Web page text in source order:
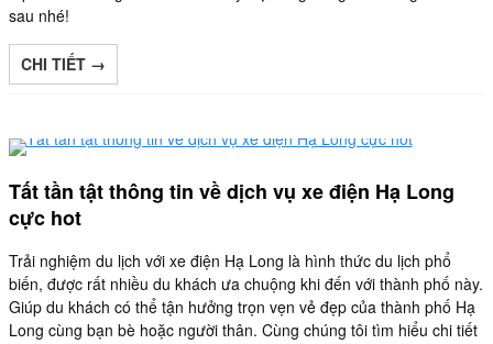
sau nhé!
CHI TIẾT →
Tất tần tật thông tin về dịch vụ xe điện Hạ Long
cực hot
Trải nghiệm du lịch với xe điện Hạ Long là hình thức du lịch phổ
biến, được rất nhiều du khách ưa chuộng khi đến với thành phố này.
Giúp du khách có thể tận hưởng trọn vẹn vẻ đẹp của thành phố Hạ
Long cùng bạn bè hoặc người thân. Cùng chúng tôi tìm hiểu chi tiết